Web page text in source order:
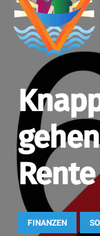
Rente
FINANZEN